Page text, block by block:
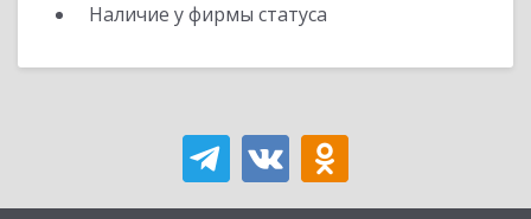
Наличие у фирмы статуса